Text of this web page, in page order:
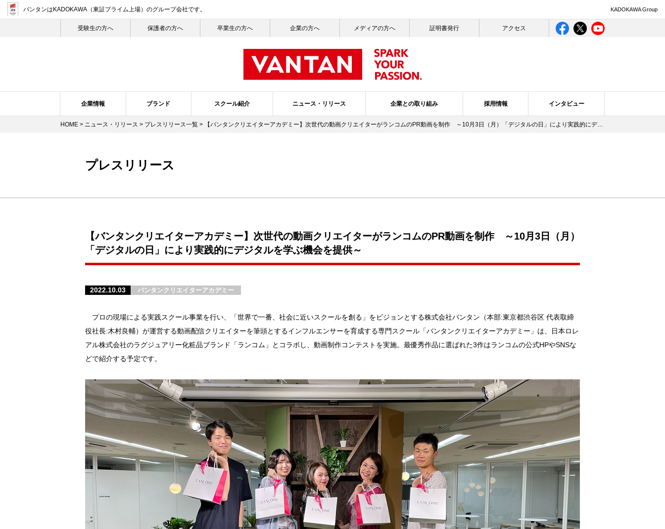
バンタンはKADOKAWA（東証プライム上場） のグループ会社です。 KADOKAWA Group
受験生の⽅へ 保護者の方へ 卒業生の方へ 企業の方へ メディアの方へ 証明書発行 アクセス
企業情報 ブランド スクール紹介 ニュース・リリース 企業との取り組み 採用情報 インタビュー
HOME > ニュース・リリース > プレスリリース一覧 > 【バンタンクリエイターアカデミー】次世代の動画クリエイターがランコムのPR動画を制作 ～10月3日（月）「デジタルの日」により実践的にデジタルを学ぶ機会を提供～
プレスリリース
【バンタンクリエイターアカデミー】次世代の動画クリエイターがランコムのPR動画を制作 ～10月3日（月）
「デジタルの日」により実践的にデジタルを学ぶ機会を提供～
2022.10.03 バンタンクリエイターアカデミー
プロの現場による実践スクール事業を行い、「世界で一番、社会に近いスクールを創る」をビジョンとする株式会社バンタン（本部:東京都渋谷区 代表取締
役社長:木村良輔）が運営する動画配信クリエイターを筆頭とするインフルエンサーを育成する専門スクール「バンタンクリエイターアカデミー」は、日本ロレ
アル株式会社のラグジュアリー化粧品ブランド「ランコム」とコラボし、動画制作コンテストを実施。最優秀作品に選ばれた3作はランコムの公式HPやSNSな
どで紹介する予定です。